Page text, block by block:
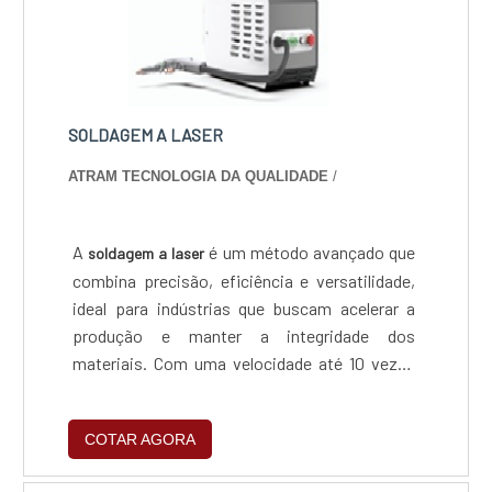
SOLDAGEM A LASER
ATRAM TECNOLOGIA DA QUALIDADE /
A soldagem a laseré um método avançado que
combina precisão, eficiência e versatilidade,
ideal para indústrias que buscam acelerar a
produção e manter a integridade dos
materiais. Com uma velocidade até 10 vezes
deformação térmica, as emissões e o
consumo de recursos, promovendo práticas
sustentáveis e diminuindo custos
COTAR AGORA